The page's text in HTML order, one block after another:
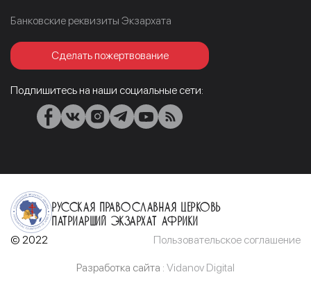
Банковские реквизиты Экзархата
Сделать пожертвование
Подпишитесь на наши социальные сети:
Русская Православная Церковь
Патриарший Экзархат Африки
© 2022 Пользовательское соглашение
Разработка сайта : Vidanov Digital